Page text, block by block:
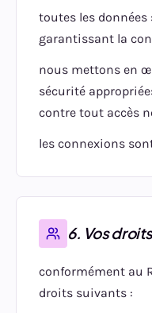
toutes les données
garantissant la
nous mettons en
sécurité
contre tout accès
les connexions
6. Vos
conformément au
droits suivants :